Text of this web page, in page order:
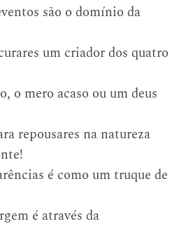
são o domínio da
um criador dos quatro
o mero acaso ou um deus
repousares na natureza
é como um truque de
é através da